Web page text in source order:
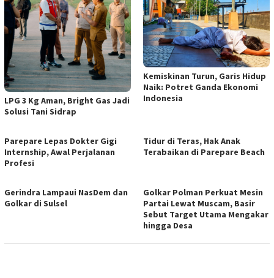
LPG 3 Kg Aman, Bright Gas Jadi
Solusi Tani Sidrap
Kemiskinan Turun, Garis Hidup
Naik: Potret Ganda Ekonomi
Indonesia
Parepare Lepas Dokter Gigi
Internship, Awal Perjalanan
Profesi
Tidur di Teras, Hak Anak
Terabaikan di Parepare Beach
Gerindra Lampaui NasDem dan
Golkar di Sulsel
Golkar Polman Perkuat Mesin
Partai Lewat Muscam, Basir
Sebut Target Utama Mengakar
hingga Desa